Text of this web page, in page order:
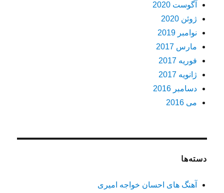
آگوست 2020
ژوئن 2020
نوامبر 2019
مارس 2017
فوریه 2017
ژانویه 2017
دسامبر 2016
می 2016
دسته‌ها
آهنگ های احسان خواجه امیری